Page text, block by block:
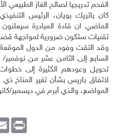
الفحم تدريجيا لصالح الغاز الطبيعي
كان باتريك بويان، الرئيس
الماضي ان قادة المبادرة
تقنيات ستكون ضرورية لمواجهة
وقد التقت وفود من الدول
السابع إلى الثامن عشر من
تحويل وعودهم الكثيرة إلى
لاتفاق باريس بشأن تغير المناخ
المواضع، والذي أبرم في ديسمبر/
Print